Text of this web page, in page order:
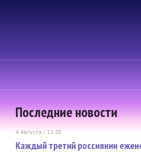
Последние новости
4 Августа / 11:05
Каждый третий россиянин